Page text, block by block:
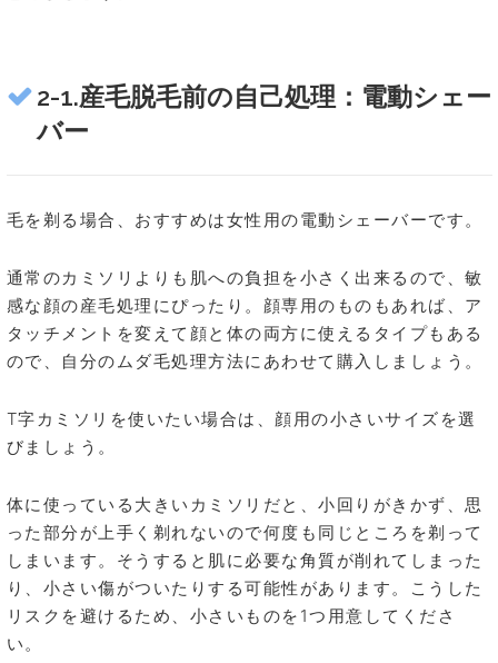
2-1.産毛脱毛前の自己処理：電動シェー
バー
毛を剃る場合、おすすめは女性用の電動シェーバーです。
通常のカミソリよりも肌への負担を小さく出来るので、敏
感な顔の産毛処理にぴったり。顔専用のものもあれば、ア
タッチメントを変えて顔と体の両方に使えるタイプもある
ので、自分のムダ毛処理方法にあわせて購入しましょう。
T字カミソリを使いたい場合は、顔用の小さいサイズを選
びましょう。
体に使っている大きいカミソリだと、小回りがきかず、思
った部分が上手く剃れないので何度も同じところを剃って
しまいます。そうすると肌に必要な角質が削れてしまった
り、小さい傷がついたりする可能性があります。こうした
リスクを避けるため、小さいものを1つ用意してくださ
い。